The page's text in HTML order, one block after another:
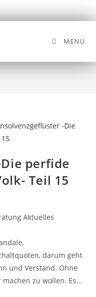
MENÜ
perfide
Teil 15
Aktuelles
darum geht
und Verstand. Ohne
zu wollen. Es…